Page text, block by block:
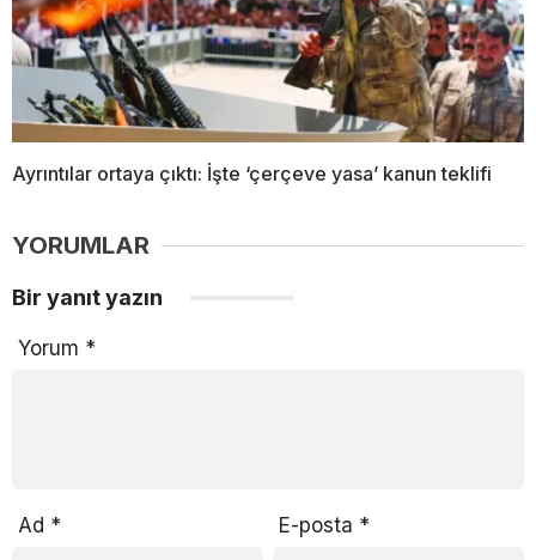
Ayrıntılar ortaya çıktı: İşte ‘çerçeve yasa’ kanun teklifi
YORUMLAR
Bir yanıt yazın
Yorum *
Ad * E-posta *